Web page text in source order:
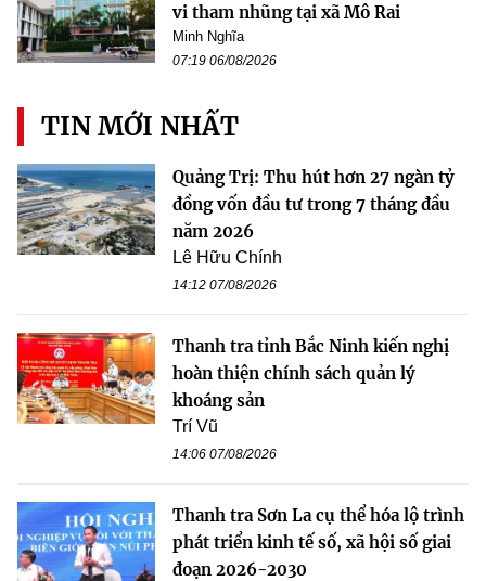
vi tham nhũng tại xã Mô Rai
Minh Nghĩa
07:19 06/08/2026
TIN MỚI NHẤT
Quảng Trị: Thu hút hơn 27 ngàn tỷ
đồng vốn đầu tư trong 7 tháng đầu
năm 2026
Lê Hữu Chính
14:12 07/08/2026
Thanh tra tỉnh Bắc Ninh kiến nghị
hoàn thiện chính sách quản lý
khoáng sản
Trí Vũ
14:06 07/08/2026
Thanh tra Sơn La cụ thể hóa lộ trình
phát triển kinh tế số, xã hội số giai
đoạn 2026-2030